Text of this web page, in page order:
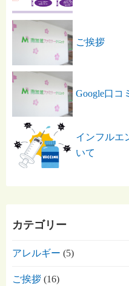
ご挨拶
Google口コ
インフルエ
いて
カテゴリー
アレルギー (5)
ご挨拶 (16)